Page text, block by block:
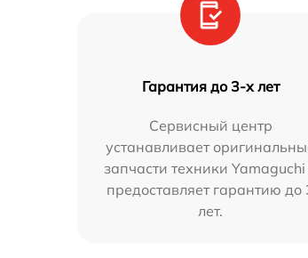
Гарантия до 3-х лет
Сервисный центр
устанавливает
запчасти техники Yamaguchi
предоставляет гарантию до
лет.